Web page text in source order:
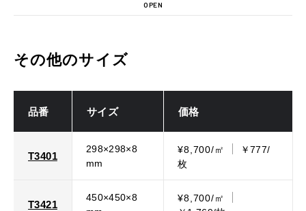
OPEN
その他のサイズ
品番 サイズ 価格
T3401
298×298×8
mm
¥8,700/㎡
￥777/
枚
T3421
450×450×8
¥8,700/㎡